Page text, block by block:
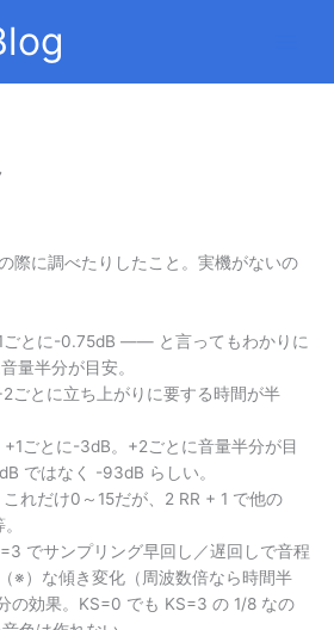
際に調べたりしたこと。実機がないの
ごとに-0.75dB ―― と言ってもわかりに
量半分が目安。
ごとに立ち上がりに要する時間が半
ごとに-3dB。+2ごとに音量半分が目
ではなく -93dB らしい。
れだけ0～15だが、2 RR + 1 で他の
でサンプリング早回し／遅回しで音程
※）な傾き変化（周波数倍なら時間半
の効果。KS=0 でも KS=3 の 1/8 なの